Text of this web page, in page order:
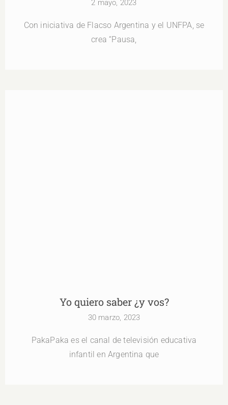
2 mayo, 2023
Con iniciativa de Flacso Argentina y el UNFPA, se
crea “Pausa,
Yo quiero saber ¿y vos?
30 marzo, 2023
PakaPaka es el canal de televisión educativa
infantil en Argentina que